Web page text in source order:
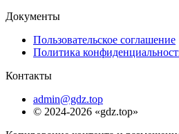
Документы
Пользовательское соглашение
Политика
Контакты
admin@gdz.top
© 2024-2026 «gdz.top»